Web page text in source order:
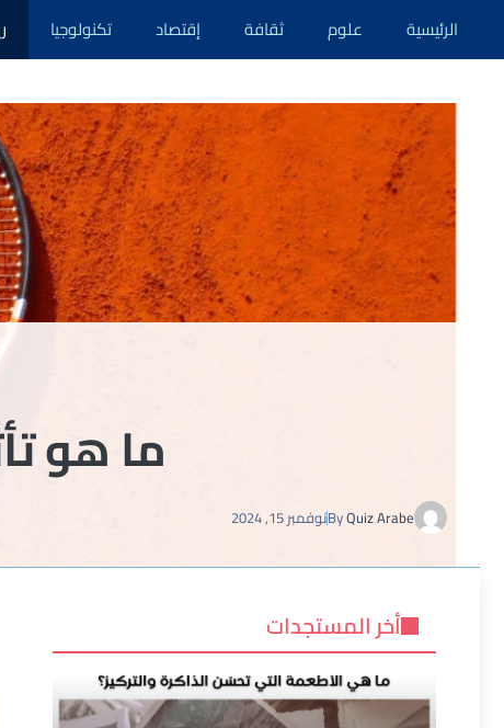
الرئيسية علوم ثقافة إقتصاد تكنولوجيا
ما هو
ByQuiz Arabe نوفمبر 15, 2024
أخر المستجدات